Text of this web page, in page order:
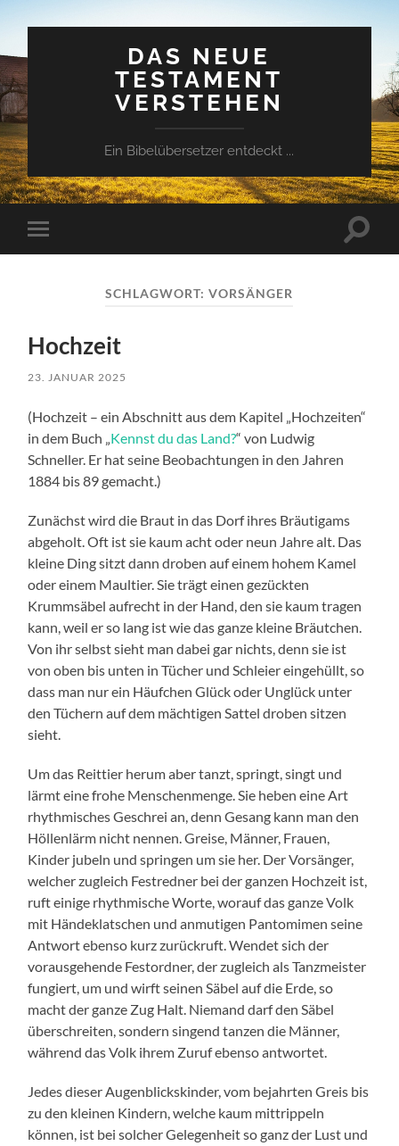
DAS NEUE
TESTAMENT
VERSTEHEN
Ein Bibelübersetzer entdeckt ...
Mobile-
Menü
SCHLAGWORT:VORSÄNGER
Hochzeit
23. JANUAR 2025
(Hochzeit – ein Abschnitt aus dem Kapitel „Hochzeiten“
in dem Buch „Kennst du das Land?“ von Ludwig
Schneller. Er hat seine Beobachtungen in den Jahren
1884 bis 89 gemacht.)
Zunächst wird die Braut in das Dorf ihres Bräutigams
abgeholt. Oft ist sie kaum acht oder neun Jahre alt. Das
kleine Ding sitzt dann droben auf einem hohem Kamel
oder einem Maultier. Sie trägt einen gezückten
Krummsäbel aufrecht in der Hand, den sie kaum tragen
kann, weil er so lang ist wie das ganze kleine Bräutchen.
Von ihr selbst sieht man dabei gar nichts, denn sie ist
von oben bis unten in Tücher und Schleier eingehüllt, so
dass man nur ein Häufchen Glück oder Unglück unter
den Tüchern auf dem mächtigen Sattel droben sitzen
sieht.
Um das Reittier herum aber tanzt, springt, singt und
lärmt eine frohe Menschenmenge. Sie heben eine Art
rhythmisches Geschrei an, denn Gesang kann man den
Höllenlärm nicht nennen. Greise, Männer, Frauen,
Kinder jubeln und springen um sie her. Der Vorsänger,
welcher zugleich Festredner bei der ganzen Hochzeit ist,
ruft einige rhythmische Worte, worauf das ganze Volk
mit Händeklatschen und anmutigen Pantomimen seine
Antwort ebenso kurz zurückruft. Wendet sich der
vorausgehende Festordner, der zugleich als Tanzmeister
fungiert, um und wirft seinen Säbel auf die Erde, so
macht der ganze Zug Halt. Niemand darf den Säbel
überschreiten, sondern singend tanzen die Männer,
während das Volk ihrem Zuruf ebenso antwortet.
Jedes dieser Augenblickskinder, vom bejahrten Greis bis
zu den kleinen Kindern, welche kaum mittrippeln
können, ist bei solcher Gelegenheit so ganz der Lust und